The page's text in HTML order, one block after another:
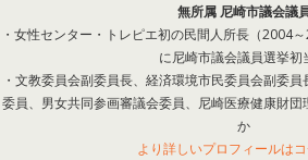
無所属 尼崎市議会議
・女性センター・トレピエ初の民間人所長（2004
に尼崎市議会議員選挙初
・文教委員会副委員長、経済環境市民委員会副委
委員、男女共同参画審議会委員、尼崎医療健康財
か
より詳しいプロフィールは